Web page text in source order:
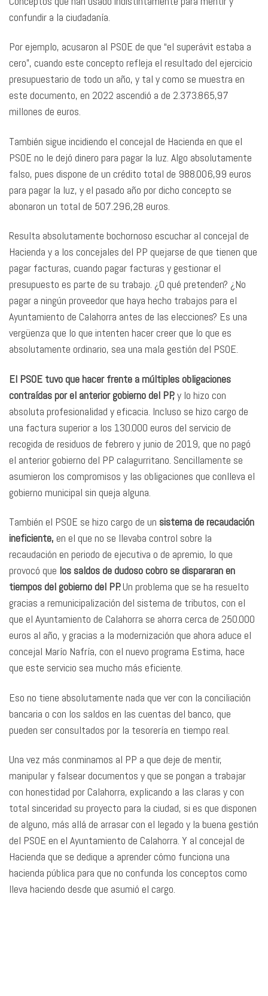
confundir a la ciudadanía.
Por ejemplo, acusaron al PSOE de que “el superávit estaba a
cero”, cuando este concepto refleja el resultado del ejercicio
presupuestario de todo un año, y tal y como se muestra en
este documento, en 2022 ascendió a de 2.373.865,97
millones de euros.
También sigue incidiendo el concejal de Hacienda en que el
PSOE no le dejó dinero para pagar la luz. Algo absolutamente
falso, pues dispone de un crédito total de 988.006,99 euros
para pagar la luz, y el pasado año por dicho concepto se
abonaron un total de 507.296,28 euros.
Resulta absolutamente bochornoso escuchar al concejal de
Hacienda y a los concejales del PP quejarse de que tienen que
pagar facturas, cuando pagar facturas y gestionar el
presupuesto es parte de su trabajo. ¿O qué pretenden? ¿No
pagar a ningún proveedor que haya hecho trabajos para el
Ayuntamiento de Calahorra antes de las elecciones? Es una
vergüenza que lo que intenten hacer creer que lo que es
absolutamente ordinario, sea una mala gestión del PSOE.
El PSOE tuvo que hacer frente a múltiples obligaciones
contraídas por el anterior gobierno del PP,y lo hizo con
absoluta profesionalidad y eficacia. Incluso se hizo cargo de
una factura superior a los 130.000 euros del servicio de
recogida de residuos de febrero y junio de 2019, que no pagó
el anterior gobierno del PP calagurritano. Sencillamente se
asumieron los compromisos y las obligaciones que conlleva el
gobierno municipal sin queja alguna.
También el PSOE se hizo cargo de un sistema de recaudación
ineficiente, en el que no se llevaba control sobre la
recaudación en periodo de ejecutiva o de apremio, lo que
provocó que los saldos de dudoso cobro se dispararan en
tiempos del gobierno del PP.Un problema que se ha resuelto
gracias a remunicipalización del sistema de tributos, con el
que el Ayuntamiento de Calahorra se ahorra cerca de 250.000
euros al año, y gracias a la modernización que ahora aduce el
concejal Marío Nafría, con el nuevo programa Estima, hace
que este servicio sea mucho más eficiente.
Eso no tiene absolutamente nada que ver con la conciliación
bancaria o con los saldos en las cuentas del banco, que
pueden ser consultados por la tesorería en tiempo real.
Una vez más conminamos al PP a que deje de mentir,
manipular y falsear documentos y que se pongan a trabajar
con honestidad por Calahorra, explicando a las claras y con
total sinceridad su proyecto para la ciudad, si es que disponen
de alguno, más allá de arrasar con el legado y la buena gestión
del PSOE en el Ayuntamiento de Calahorra. Y al concejal de
Hacienda que se dedique a aprender cómo funciona una
hacienda pública para que no confunda los conceptos como
lleva haciendo desde que asumió el cargo.